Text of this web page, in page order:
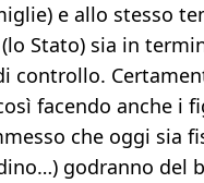
e allo stesso
Stato) sia in
controllo.
facendo anche i
che oggi sia
godranno del